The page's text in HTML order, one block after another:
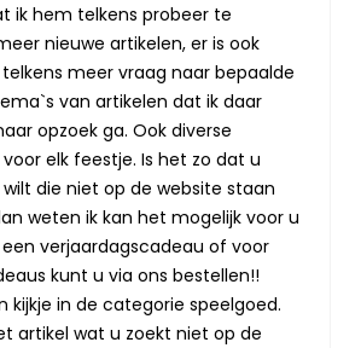
ik hem telkens probeer te
nieuwe artikelen, er is ook
meer vraag naar bepaalde
van artikelen dat ik daar
opzoek ga. Ook diverse
elk feestje. Is het zo dat u
die niet op de website staan
weten ik kan het mogelijk voor u
verjaardagscadeau of voor
kunt u via ons bestellen!!
kijkje in de categorie speelgoed.
artikel wat u zoekt niet op de